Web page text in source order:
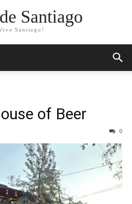
Santiago
Santiago!
of Beer
0